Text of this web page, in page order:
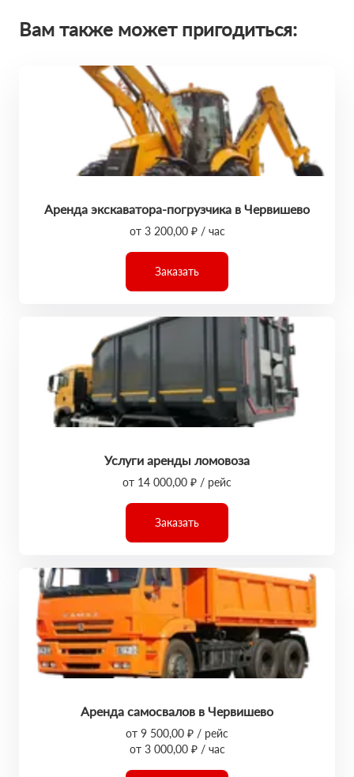
Вам также может пригодиться:
Аренда экскаватора-погрузчика в Червишево
от 3 200,00 ₽ / час
Заказать
Услуги аренды ломовоза
от 14 000,00 ₽ / рейс
Заказать
Аренда самосвалов в Червишево
от 9 500,00 ₽ / рейс
от 3 000,00 ₽ / час